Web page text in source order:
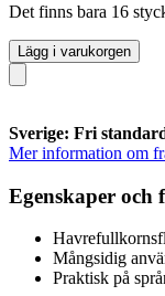
Det finns bara 16
Lägg i varukorgen
Sverige: Fri
Mer information om
Egenskaper och
Mångsidig
Praktisk på